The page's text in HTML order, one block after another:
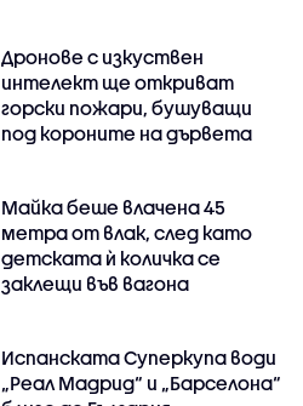
Дронове с изкуствен
интелект ще откриват
горски пожари, бушуващи
под короните на дървета
Майка беше влачена 45
метра от влак, след като
детската ѝ количка се
заклещи във вагона
Испанската Суперкупа води
„Реал Мадрид“ и „Барселона“